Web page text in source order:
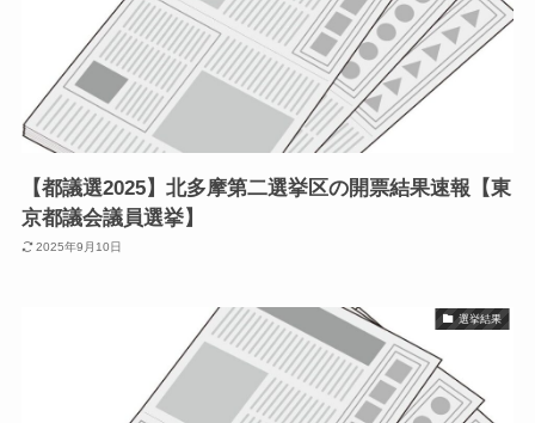
【都議選2025】北多摩第二選挙区の開票結果速報【東
京都議会議員選挙】
2025年9月10日
選挙結果